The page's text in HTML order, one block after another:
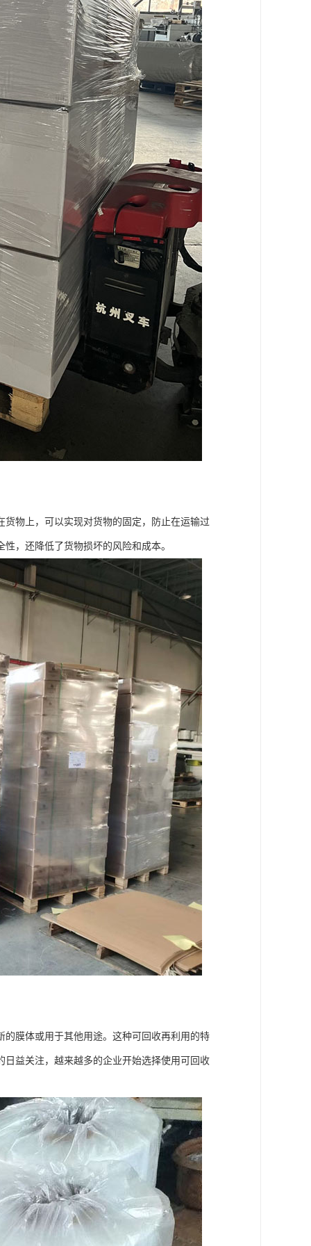
物上，可以实现对货物的固定，防止在运输过
，还降低了货物损坏的风险和成本。
膜体或用于其他用途。这种可回收再利用的特
益关注，越来越多的企业开始选择使用可回收